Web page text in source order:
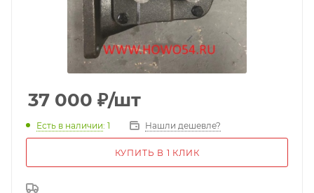
37 000 ₽/шт
Есть в наличии: 1 Нашли дешевле?
КУПИТЬ В 1 КЛИК